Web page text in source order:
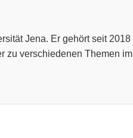
Jena. Er gehört seit 2018
zu verschiedenen Themen im